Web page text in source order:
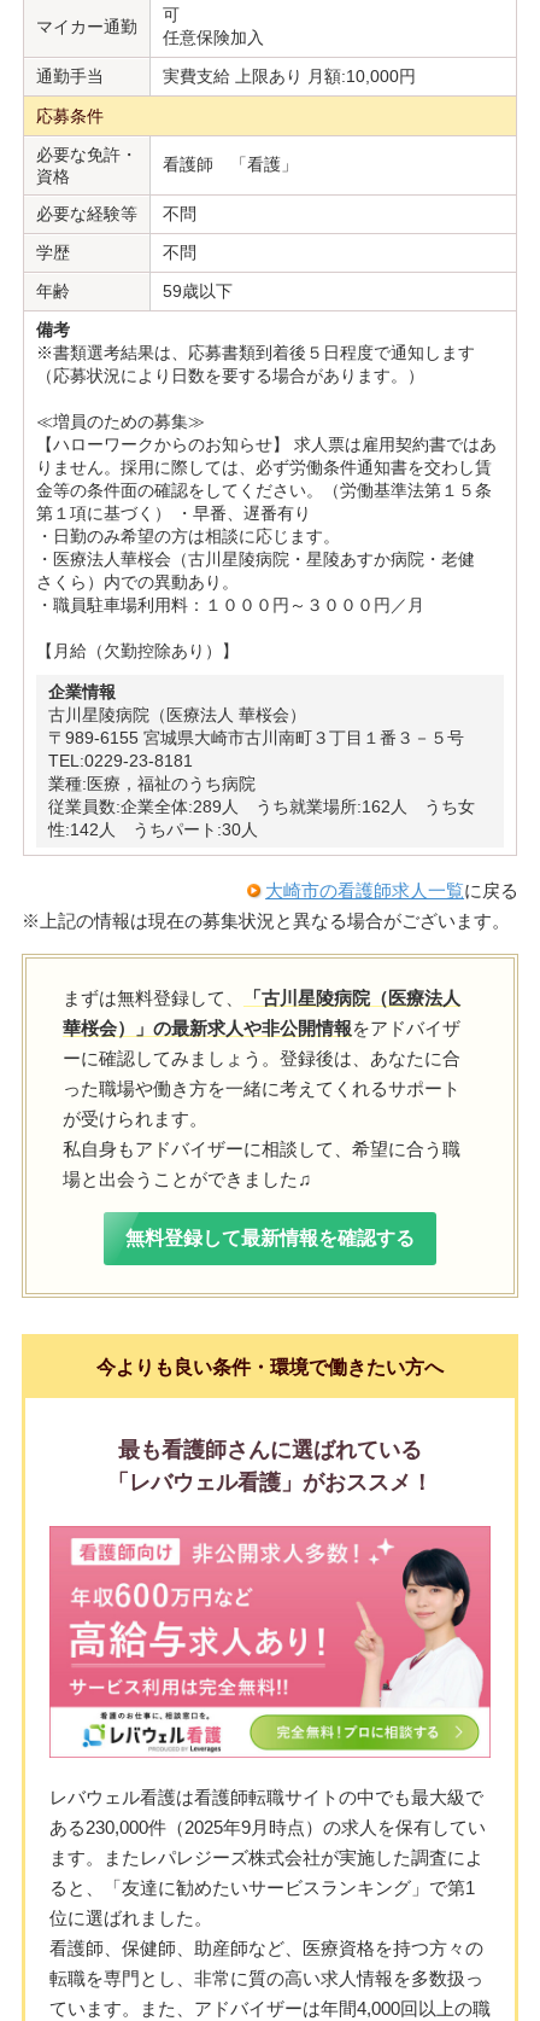
マイカー通勤
可
任意保険加入
通勤手当
実費支給 上限あり 月額:10,000円
応募条件
必要な免許・
資格
看護師 「看護」
必要な経験等
不問
学歴
不問
年齢
59歳以下
備考
※書類選考結果は、応募書類到着後５日程度で通知します
（応募状況により日数を要する場合があります。）
≪増員のための募集≫
【ハローワークからのお知らせ】 求人票は雇用契約書ではあ
りません。採用に際しては、必ず労働条件通知書を交わし賃
金等の条件面の確認をしてください。（労働基準法第１５条
第１項に基づく） ・早番、遅番有り
・日勤のみ希望の方は相談に応じます。
・医療法人華桜会（古川星陵病院・星陵あすか病院・老健
さくら）内での異動あり。
・職員駐車場利用料：１０００円～３０００円／月
【月給（欠勤控除あり）】
企業情報
古川星陵病院（医療法人 華桜会）
〒989-6155 宮城県大崎市古川南町３丁目１番３－５号
TEL:0229-23-8181
業種:医療，福祉のうち病院
従業員数:企業全体:289人 うち就業場所:162人 うち女
性:142人 うちパート:30人
大崎市の看護師求人一覧に戻る
※上記の情報は現在の募集状況と異なる場合がございます。
まずは無料登録して、
「古川星陵病院（医療法人
華桜会）」の最新求人や非公開情報をアドバイザ
ーに確認してみましょう。登録後は、あなたに合
った職場や働き方を一緒に考えてくれるサポート
が受けられます。
私自身もアドバイザーに相談して、希望に合う職
場と出会うことができました♫
無料登録して最新情報を確認する
今よりも良い条件・環境で働きたい方へ
最も看護師さんに選ばれている
「レバウェル看護」がおススメ！
レバウェル看護は看護師転職サイトの中でも最大級で
ある230,000件（2025年9月時点）の求人を保有してい
ます。またレパレジーズ株式会社が実施した調査によ
ると、「友達に勧めたいサービスランキング」で第1
位に選ばれました。
看護師、保健師、助産師など、医療資格を持つ方々の
転職を専門とし、非常に質の高い求人情報を多数扱っ
ています。また、アドバイザーは年間4,000回以上の職